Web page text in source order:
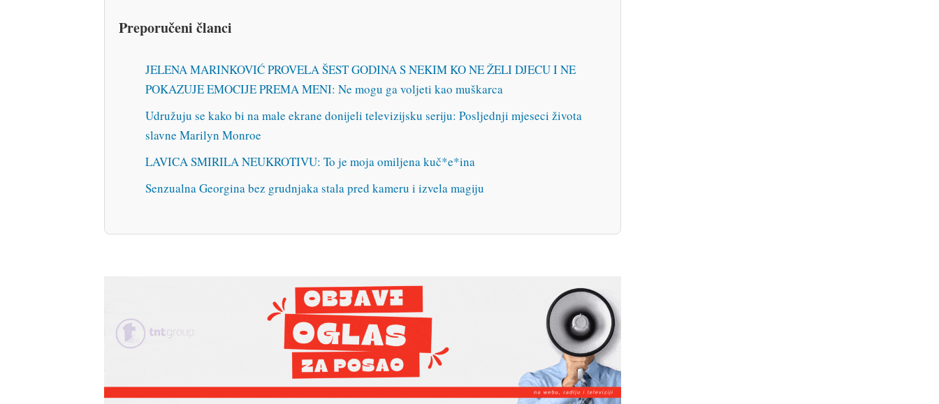
Preporučeni članci
JELENA MARINKOVIĆ PROVELA ŠEST GODINA S NEKIM KO NE ŽELI DJECU I NE
POKAZUJE EMOCIJE PREMA MENI: Ne mogu ga voljeti kao muškarca
Udružuju se kako bi na male ekrane donijeli televizijsku seriju: Posljednji mjeseci života
slavne Marilyn Monroe
LAVICA SMIRILA NEUKROTIVU: To je moja omiljena kuč*e*ina
Senzualna Georgina bez grudnjaka stala pred kameru i izvela magiju